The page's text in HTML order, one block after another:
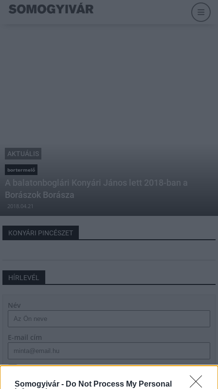
Somogyivár - Do Not Process My Personal
AKTUÁLIS
bortermelő
A balatonboglári Konyári János lett 2018-ban a
Borászok Borásza
2018.04.21
KONYÁRI PINCÉSZET
HÍRLEVÉL
Név
E-mail cím
Feliratkozom a hírlevélre és elfogadom azadatvédelmi
szabályzatot!